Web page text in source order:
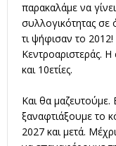
παρακαλάμε να
συλλογικότητας σε
τι ψήφισαν το 2012!
Κεντροαριστεράς.
και 10ετίες.
Και θα μαζευτούμε.
ξαναφτιάξουμε το
2027 και μετά.